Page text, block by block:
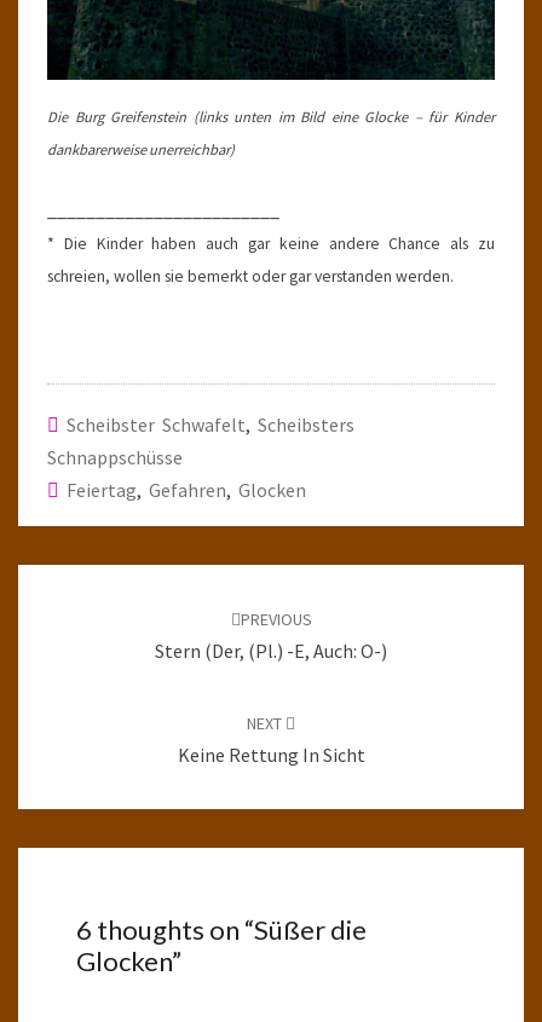
Die Burg Greifenstein (links unten im Bild eine Glocke – für Kinder
dankbarerweise unerreichbar)
* Die Kinder haben auch gar keine andere Chance als zu
schreien, wollen sie bemerkt oder gar verstanden werden.
Scheibster Schwafelt, Scheibsters
Schnappschüsse
Feiertag, Gefahren, Glocken
PREVIOUS
Stern (der, (pl.) -e, Auch: O-)
NEXT
Keine Rettung In Sicht
6 thoughts on “Süßer die
Glocken”